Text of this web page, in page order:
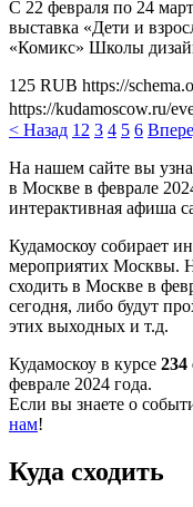
С 22 февраля по 24
выставка «Дети и
«Комикс» Школы
125 RUB https://
https://kudamoscow.ru/
< Назад 1 2 3 4 5 6
На нашем сайте вы
в Москве в феврале
интерактивная афиша
Кудамоскоу собирает
мероприятих Москвы.
сходить в Москве в
сегодня, либо будут
этих выходных и т.д.
Кудамоскоу в курсе 234
феврале 2024 года.
Если вы знаете о
нам!
Куда сходить